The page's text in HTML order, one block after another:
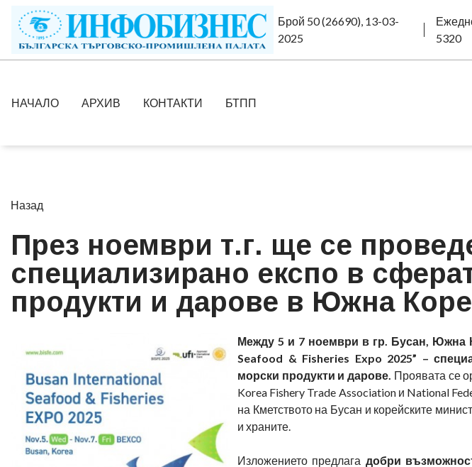
Брой 50 (26690), 13-03-
2025
5320
НАЧАЛО АРХИВ КОНТАКТИ БТПП
Назад
През ноември т.г. ще се
специализирано експо в
продукти и дарове в Южна
Между 5 и 7 ноември в гр. Бусан, Южна
Seafood & Fisheries Expo 2025” –
морски продукти и дарове. Проявата се
Korea Fishery Trade Association и National
на Кметството на Бусан и корейските
и храните.
Изложението предлага добри